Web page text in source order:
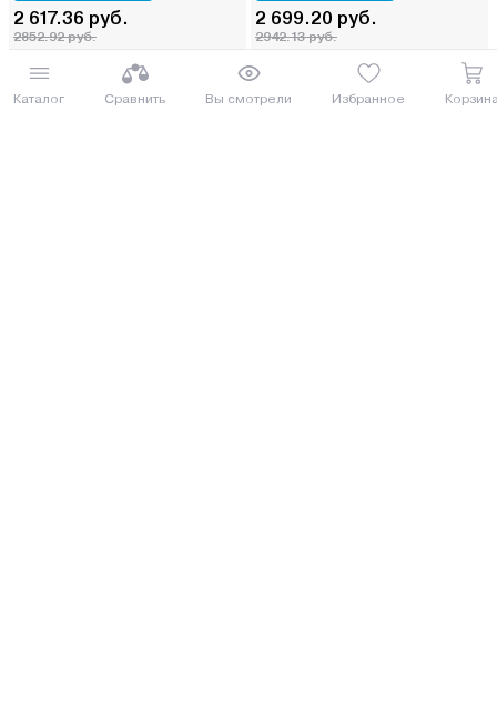
Каталог Сравнить Вы смотрели Избранное
2 617.36 руб.
2852.92 руб.
от 65 руб. руб./мес.
2 699.20 руб.
2942.13 руб.
от 67 руб. руб./мес.